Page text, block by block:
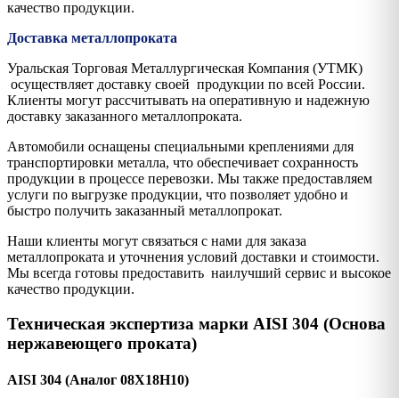
качество продукции.
Доставка металлопроката
Уральская Торговая Металлургическая Компания (УТМК)
осуществляет доставку своей продукции по всей России.
Клиенты могут рассчитывать на оперативную и надежную
доставку заказанного металлопроката.
Автомобили оснащены специальными креплениями для
транспортировки металла, что обеспечивает сохранность
продукции в процессе перевозки. Мы также предоставляем
услуги по выгрузке продукции, что позволяет удобно и
быстро получить заказанный металлопрокат.
Наши клиенты могут связаться с нами для заказа
металлопроката и уточнения условий доставки и стоимости.
Мы всегда готовы предоставить наилучший сервис и высокое
качество продукции.
Техническая экспертиза марки AISI 304 (Основа
нержавеющего проката)
AISI 304 (Аналог 08Х18Н10)